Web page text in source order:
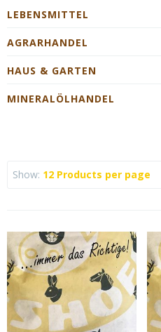
Show: 12 Products per page
LEBENSMITTEL
AGRARHANDEL
HAUS & GARTEN
MINERALÖLHANDEL